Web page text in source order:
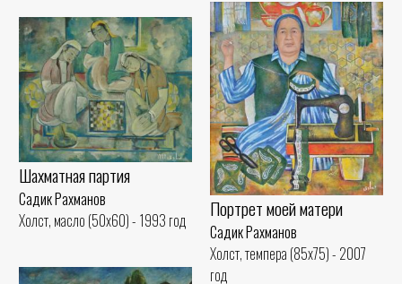
Портрет моей матери
Садик Рахманов
Холст, темпера (85x75) - 2007
год
Шахматная партия
Садик Рахманов
Холст, масло (50x60) - 1993 год